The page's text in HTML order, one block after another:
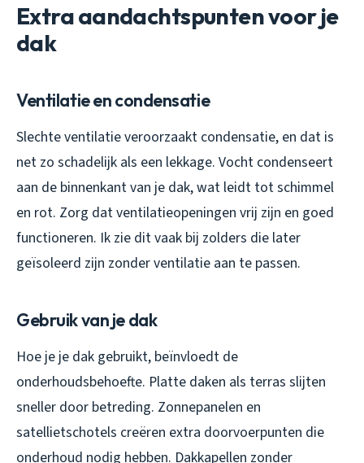
Extra aandachtspunten voor je
dak
Ventilatie en condensatie
Slechte ventilatie veroorzaakt condensatie, en dat is
net zo schadelijk als een lekkage. Vocht condenseert
aan de binnenkant van je dak, wat leidt tot schimmel
en rot. Zorg dat ventilatieopeningen vrij zijn en goed
functioneren. Ik zie dit vaak bij zolders die later
geïsoleerd zijn zonder ventilatie aan te passen.
Gebruik van je dak
Hoe je je dak gebruikt, beïnvloedt de
onderhoudsbehoefte. Platte daken als terras slijten
sneller door betreding. Zonnepanelen en
satellietschotels creëren extra doorvoerpunten die
onderhoud nodig hebben. Dakkapellen zonder